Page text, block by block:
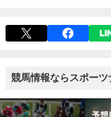
競馬情報ならスポーツ